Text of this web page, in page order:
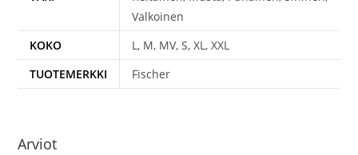
Valkoinen
KOKO
L, M, MV, S, XL, XXL
TUOTEMERKKI
Fischer
Arviot